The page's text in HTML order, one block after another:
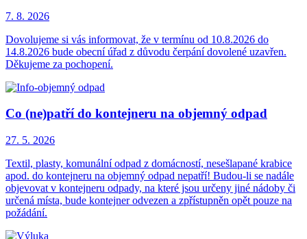
7. 8. 2026
Dovolujeme si vás informovat, že v termínu od 10.8.2026 do
14.8.2026 bude obecní úřad z důvodu čerpání dovolené uzavřen.
Děkujeme za pochopení.
Co (ne)patří do kontejneru na objemný odpad
27. 5. 2026
Textil, plasty, komunální odpad z domácností, nesešlapané krabice
apod. do kontejneru na objemný odpad nepatří! Budou-li se nadále
objevovat v kontejneru odpady, na které jsou určeny jiné nádoby či
určená místa, bude kontejner odvezen a zpřístupněn opět pouze na
požádání.